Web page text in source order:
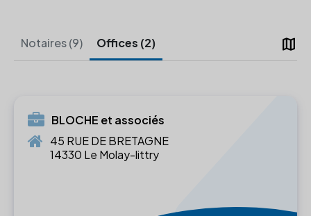
map
Notaires (9) Offices (2)
BLOCHE et associés
45 RUE DE BRETAGNE
14330 Le Molay-littry